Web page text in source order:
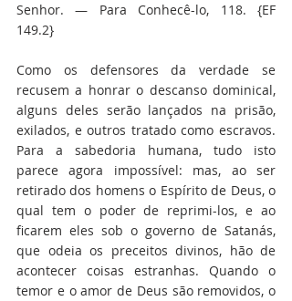
Senhor. — Para Conhecê-lo, 118. {EF
149.2}
Como os defensores da verdade se
recusem a honrar o descanso dominical,
alguns deles serão lançados na prisão,
exilados, e outros tratado como escravos.
Para a sabedoria humana, tudo isto
parece agora impossível: mas, ao ser
retirado dos homens o Espírito de Deus, o
qual tem o poder de reprimi-los, e ao
ficarem eles sob o governo de Satanás,
que odeia os preceitos divinos, hão de
acontecer coisas estranhas. Quando o
temor e o amor de Deus são removidos, o